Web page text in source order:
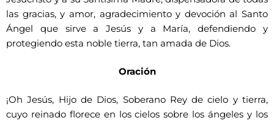
las gracias, y amor, agradecimiento y devoción al Santo
Ángel que sirve a Jesús y a María, defendiendo y
protegiendo esta noble tierra, tan amada de Dios.
Oración
¡Oh Jesús, Hijo de Dios, Soberano Rey de cielo y tierra,
cuyo reinado florece en los cielos sobre los ángeles y los